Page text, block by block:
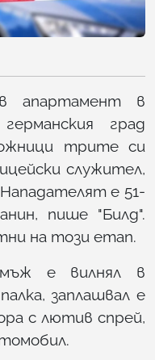
апартамент в
град
трите си
служител,
е 51-
пише "Билд".
на този етап.
е вилнял в
заплашвал е
с лютив спрей,